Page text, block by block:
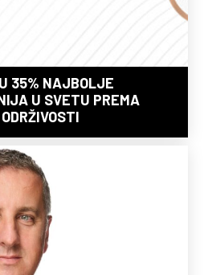
35% NAJBOLJE
U SVETU PREMA